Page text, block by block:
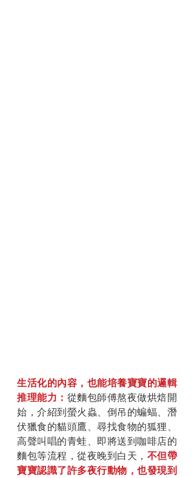
生活化的內容，也能培養寶寶的邏輯
推理能力： 從麵包師傅熬夜做烘焙開
始，介紹到螢火蟲、倒吊的蝙蝠、潛
伏獵食的貓頭鷹、尋找食物的狐狸、
高聲叫唱的青蛙、即將送到咖啡店的
麵包等流程，從夜晚到白天， 不但帶
寶寶認識了許多夜行動物，也發現到